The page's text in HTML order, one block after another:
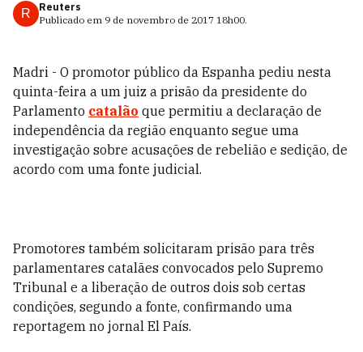
R
Reuters
Publicado em 9 de novembro de 2017 18h00.
Madri - O promotor público da Espanha pediu nesta
quinta-feira a um juiz a prisão da presidente do
Parlamento catalão que permitiu a declaração de
independência da região enquanto segue uma
investigação sobre acusações de rebelião e sedição, de
acordo com uma fonte judicial.
Promotores também solicitaram prisão para três
parlamentares catalães convocados pelo Supremo
Tribunal e a liberação de outros dois sob certas
condições, segundo a fonte, confirmando uma
reportagem no jornal El País.